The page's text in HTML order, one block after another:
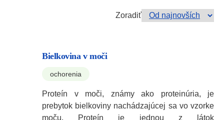
Zoradiť
Bielkovina v moči
ochorenia
Proteín v moči, známy ako proteinúria, je
prebytok bielkoviny nachádzajúcej sa vo vzorke
moču. Proteín je jednou z látok